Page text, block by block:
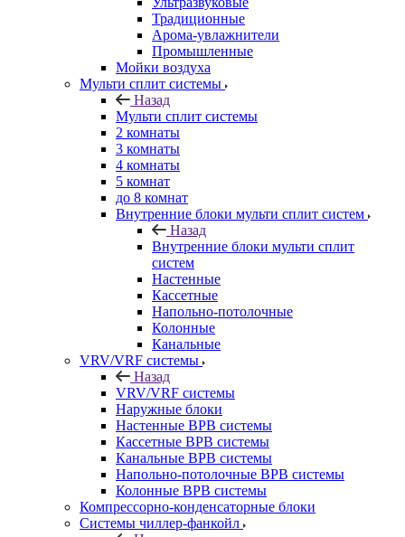
Традиционные
Арома-увлажнители
Промышленные
Мойки воздуха
Мульти сплит системы
Назад
Мульти сплит системы
2 комнаты
3 комнаты
4 комнаты
5 комнат
до 8 комнат
Внутренние блоки мульти сплит систем
Назад
Внутренние блоки мульти сплит
систем
Настенные
Кассетные
Напольно-потолочные
Колонные
Канальные
VRV/VRF системы
Назад
VRV/VRF системы
Наружные блоки
Настенные ВРВ системы
Кассетные ВРВ системы
Канальные ВРВ системы
Напольно-потолочные ВРВ системы
Колонные ВРВ системы
Компрессорно-конденсаторные блоки
Системы чиллер-фанкойл